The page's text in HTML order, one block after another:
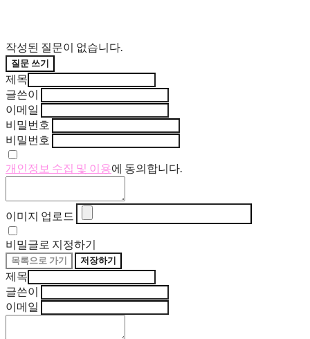
작성된 질문이 없습니다.
질문 쓰기
제목
글쓴이
이메일
비밀번호
비밀번호
개인정보 수집 및 이용에 동의합니다.
이미지 업로드
비밀글로 지정하기
목록으로 가기 저장하기
제목
글쓴이
이메일